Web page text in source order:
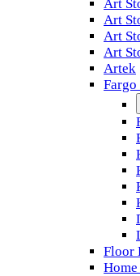
Art
Art
Art
Art
Artek
Fargo
Floor